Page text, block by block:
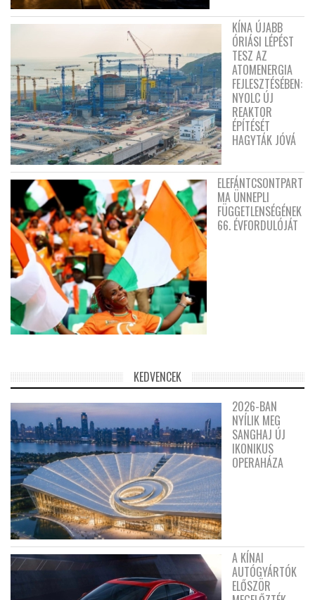
KÍNA ÚJABB
ÓRIÁSI LÉPÉST
TESZ AZ
ATOMENERGIA
FEJLESZTÉSÉBEN:
NYOLC ÚJ
REAKTOR
ÉPÍTÉSÉT
HAGYTÁK JÓVÁ
ELEFÁNTCSONTPART
MA ÜNNEPLI
FÜGGETLENSÉGÉNEK
66. ÉVFORDULÓJÁT
KEDVENCEK
2026-BAN
NYÍLIK MEG
SANGHAJ ÚJ
IKONIKUS
OPERAHÁZA
A KÍNAI
AUTÓGYÁRTÓK
ELŐSZÖR